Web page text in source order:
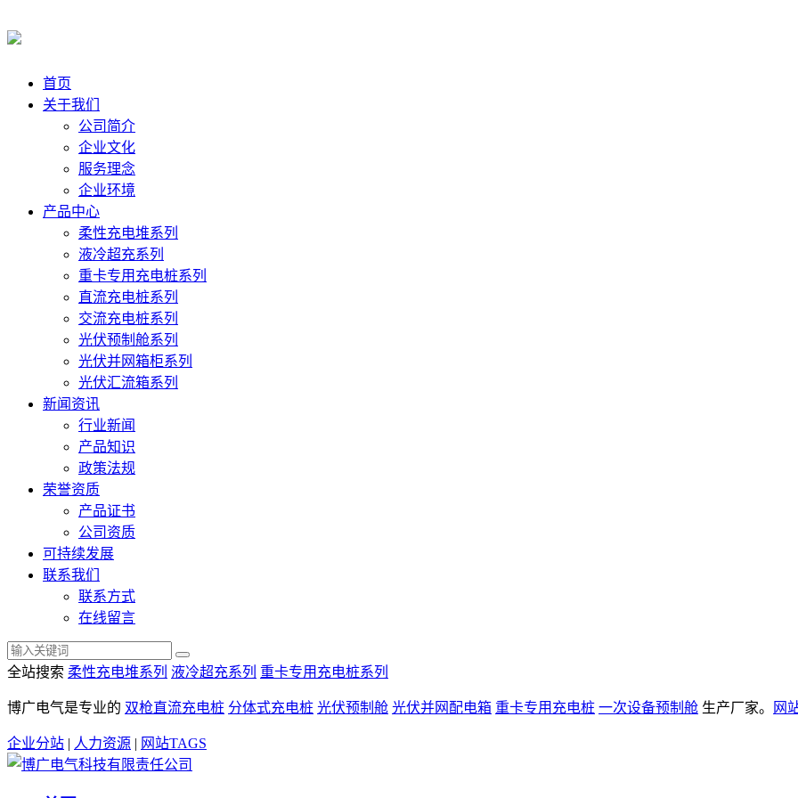
首页
关于我们
公司简介
企业文化
服务理念
企业环境
产品中心
柔性充电堆系列
液冷超充系列
重卡专用充电桩系列
直流充电桩系列
交流充电桩系列
光伏预制舱系列
光伏并网箱柜系列
光伏汇流箱系列
新闻资讯
行业新闻
产品知识
政策法规
荣誉资质
产品证书
公司资质
可持续发展
联系我们
联系方式
在线留言
全站搜索 柔性充电堆系列 液冷超充系列 重卡专用充电桩系列
博广电气是专业的 双枪直流充电桩 分体式充电桩 光伏预制舱 光伏并网配电箱 重卡专用充电桩 一次设备预制舱 生产厂家。 网
企业分站 | 人力资源 | 网站TAGS